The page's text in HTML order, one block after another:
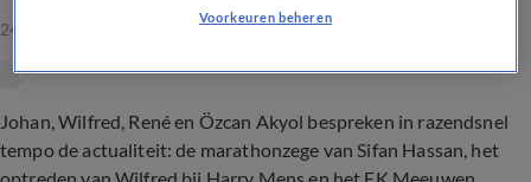
24 apr 2023, 22:50
Johan, Wilfred, René en Özcan Akyol bespreken in razendsnel
tempo de actualiteit: de marathonzege van Sifan Hassan, het
Voorkeuren beheren